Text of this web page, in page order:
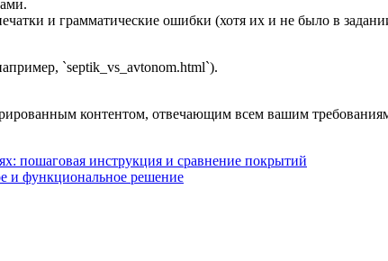
и грамматические ошибки (хотя их и не было в
`septik_vs_avtonom.html`).
контентом, отвечающим всем вашим
пошаговая инструкция и сравнение покрытий
и функциональное решение